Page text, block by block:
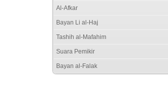
Al-Afkar
Bayan Li al-Haj
Tashih al-Mafahim
Suara Pemikir
Bayan al-Falak